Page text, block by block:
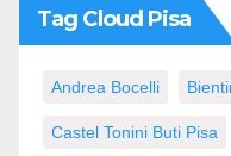
Tag Cloud Pisa
Andrea Bocelli
Castel Tonini Buti Pisa